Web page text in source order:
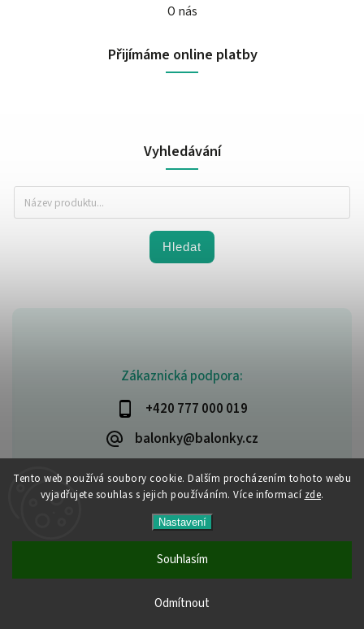
Tento web používá soubory cookie. Dalším procházením tohoto webu
vyjadřujete souhlas s jejich používáním. Více informací zde.
Nastavení
Odmítnout
Souhlasím
Všechny produkty jsou skladem. Vyřízené objednávky
Zákaznická podpora:
+420 777 000 019
balonky@balonky.cz
O nás
Přijímáme online platby
Vyhledávání
Hledat
Party-narozeniny. Všechna práva vyhrazena.
Upravit nastavení cookies
VytvořilShoptet | Design